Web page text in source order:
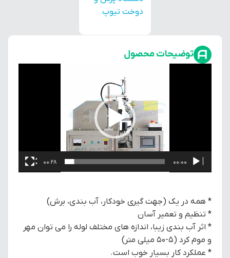
دوخت تیوپ
توضیحات محصول
00:00
00:28
* همه در یک (جهت گیری خودکار، آب بندی، برش)
* تنظیم و تعمیر آسان
* اثر آب بندی زیبا، اندازه های مختلف لوله را می توان مهر
و موم کرد (5-50 میلی متر)
* عملکرد کار بسیار خوب است.